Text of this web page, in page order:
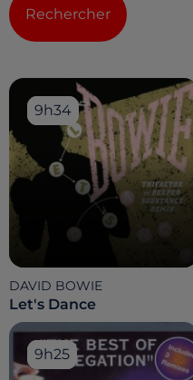
Rechercher
9h34
9h34
DAVID BOWIE
Let's Dance
9h25
9h25